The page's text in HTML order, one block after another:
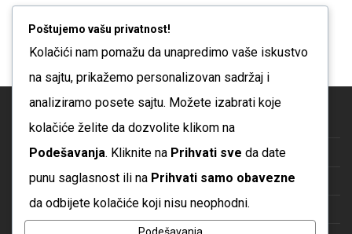
Blog
O nama
Česta pitanja
Kontakt
Poštujemo vašu privatnost!
Kolačići nam pomažu da unapredimo vaše iskustvo
na sajtu, prikažemo personalizovan sadržaj i
analiziramo posete sajtu. Možete izabrati koje
kolačiće želite da dozvolite klikom na
Podešavanja. Kliknite na Prihvati sve da date
punu saglasnost ili na Prihvati samo obavezne
da odbijete kolačiće koji nisu neophodni.